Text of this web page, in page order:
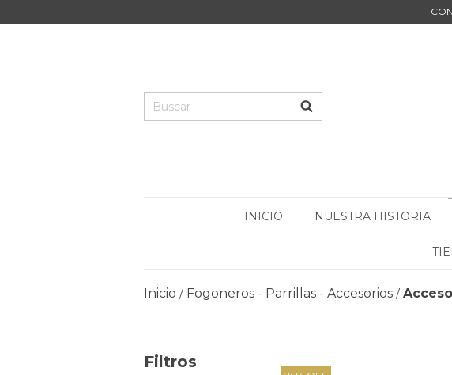
INICIO NUESTRA HISTORIA
Inicio / Fogoneros - Parrillas - Accesorios /
Filtros